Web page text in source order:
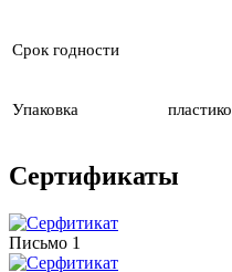
Срок годности
Упаковка
Сертификаты
Письмо 1